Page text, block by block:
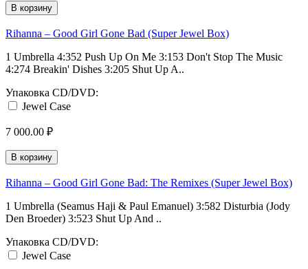
В корзину
Rihanna – Good Girl Gone Bad (Super Jewel Box)
1 Umbrella 4:352 Push Up On Me 3:153 Don't Stop The Music
4:274 Breakin' Dishes 3:205 Shut Up A..
Упаковка CD/DVD:
Jewel Case
7 000.00 ₽
В корзину
Rihanna – Good Girl Gone Bad: The Remixes (Super Jewel Box)
1 Umbrella (Seamus Haji & Paul Emanuel) 3:582 Disturbia (Jody
Den Broeder) 3:523 Shut Up And ..
Упаковка CD/DVD:
Jewel Case